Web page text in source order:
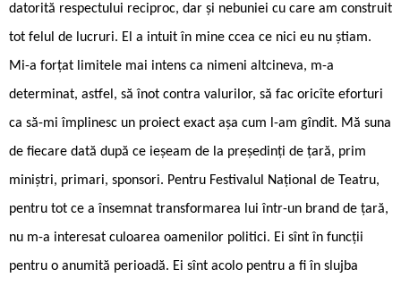
datorită respectului reciproc, dar și nebuniei cu care am construit
tot felul de lucruri. El a intuit în mine ccea ce nici eu nu știam.
Mi-a forțat limitele mai intens ca nimeni altcineva, m-a
determinat, astfel, să înot contra valurilor, să fac oricîte eforturi
ca să-mi împlinesc un proiect exact așa cum l-am gîndit. Mă suna
de fiecare dată după ce ieșeam de la președinți de țară, prim
miniștri, primari, sponsori. Pentru Festivalul Național de Teatru,
pentru tot ce a însemnat transformarea lui într-un brand de țară,
nu m-a interesat culoarea oamenilor politici. Ei sînt în funcții
pentru o anumită perioadă. Ei sînt acolo pentru a fi în slujba